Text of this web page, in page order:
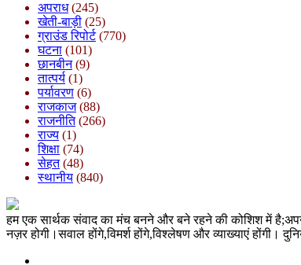
अपराध(245)
खेती-बाड़ी (25)
ग्राउंड रिपोर्ट(770)
घटना (101)
छानबीन(9)
तात्पर्य (1)
पर्यावरण (6)
राजकाज(88)
राजनीति(266)
राज्य (1)
शिक्षा (74)
सेहत(48)
स्थानीय (840)
हम एक सार्थक संवाद का मंच बनने और बने रहने की कोशिश में
नज़र होगी।सवाल होंगे,विमर्श होंगे,विश्लेषण और व्याख्याएं होंगी।